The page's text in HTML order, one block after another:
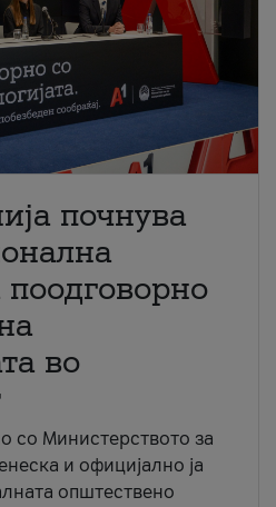
почнува
во
со Министерството за
и официјално ја
општествено